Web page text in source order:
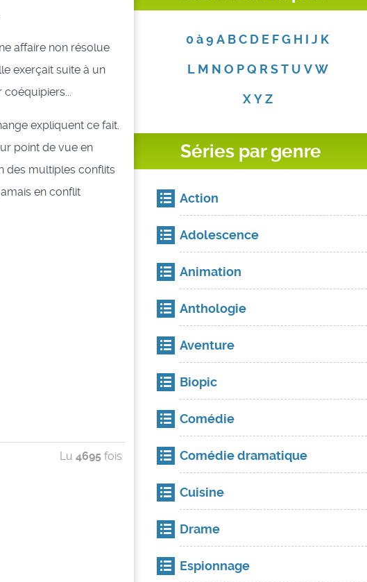
affaire non résolue
exerçait suite à un
expliquent ce fait.
point de vue en
des multiples conflits
en conflit
Lu 4695fois
0 à 9 A BC D E FG H I J K
L M N O P Q R S T U V W
X Y Z
Séries par genre
Action
Adolescence
Animation
Anthologie
Aventure
Biopic
Comédie
Comédie dramatique
Cuisine
Drame
Espionnage